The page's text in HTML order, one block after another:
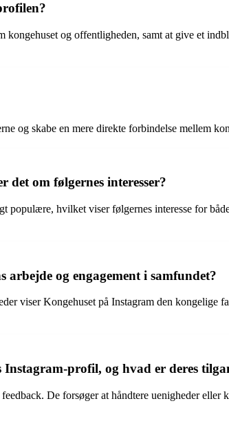
og offentligheden, samt at give et
og skabe en mere direkte forbindelse mellem
om følgernes interesser?
hvilket viser følgernes interesse for
og engagement i samfundet?
viser Kongehuset på Instagram den kongelige
Instagram-profil, og hvad er deres
De forsøger at håndtere uenigheder eller